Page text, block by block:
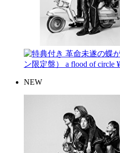
革命未遂の蝶
ン限定盤） a flood of circle
NEW